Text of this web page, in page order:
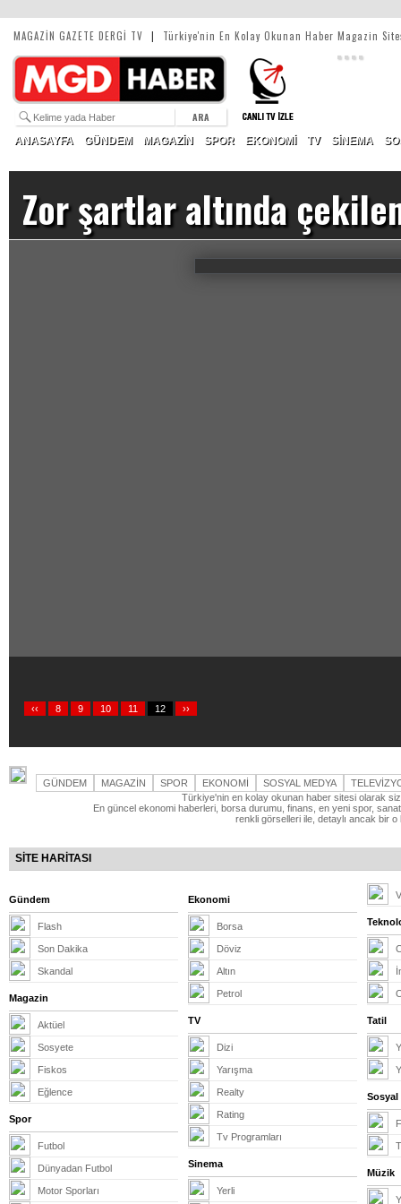
MAGAZİN GAZETE DERGİ TV | Türkiye'nin En Kolay Okunan Haber Magazin
ARA
ANASAYFA GÜNDEM MAGAZİN SPOR EKONOMİ TV SİNEMA
Zor şartlar altında
‹‹ 8 9 10 11 12 ››
GÜNDEM MAGAZİN SPOR EKONOMİ SOSYAL MEDYA
Türkiye'nin en kolay okunan haber sitesi olarak siz
En güncel ekonomi haberleri, borsa durumu, finans, en yeni spor,
renkli görselleri ile, detaylı ancak bir
SİTE HARİTASI
Gündem
Flash
Son Dakika
Skandal
Magazin
Aktüel
Sosyete
Fiskos
Eğlence
Spor
Futbol
Dünyadan Futbol
Motor Sporları
Ekonomi
Borsa
Döviz
Altın
Petrol
TV
Dizi
Yarışma
Realty
Rating
Tv Programları
Sinema
Yerli
Tatil
Sosyal
Müzik